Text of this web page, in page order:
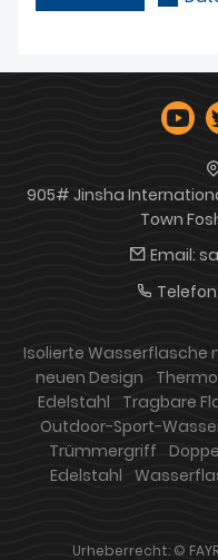
905# Jinsha
Town
Email:
Telefon:
Isolierte Wasserflasche
neuen Design
Edelstahl
Tragbare
Outdoor-Sport-
Trümmergriff
Edelstahl
Urheberrecht: ©